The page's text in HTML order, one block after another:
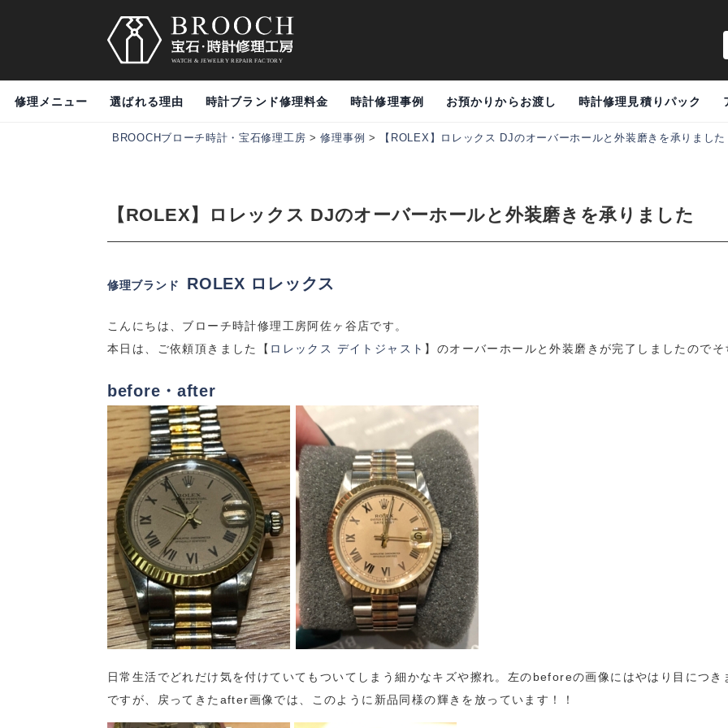
修理メニュー 選ばれる理由 時計ブランド修理料金 時計修理事例 お預かりからお渡し 時計修理見積りパック
BROOCHブローチ時計・宝石修理工房 >修理事例 > 【ROLEX】ロレックス DJのオーバーホールと外装磨きを承りました
【ROLEX】ロレックス DJのオーバーホールと外装磨きを承りました
修理ブランド ROLEX ロレックス
こんにちは、ブローチ時計修理工房阿佐ヶ谷店です。
本日は、ご依頼頂きました【 ロレックス デイトジャスト 】のオーバーホールと外装磨きが完了しましたので
before・after
日常生活でどれだけ気を付けていてもついてしまう細かなキズや擦れ。左のbeforeの画像にはやはり目につき
ですが、戻ってきたafter画像では、このように新品同様の輝きを放っています！！